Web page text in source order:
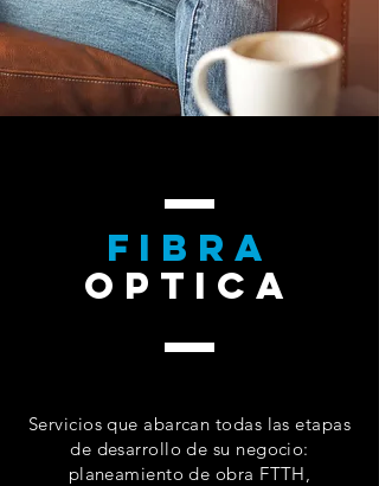
FIBRA
OPTICA
Servicios que abarcan todas las etapas
de desarrollo de su negocio:
planeamiento de obra FTTH,